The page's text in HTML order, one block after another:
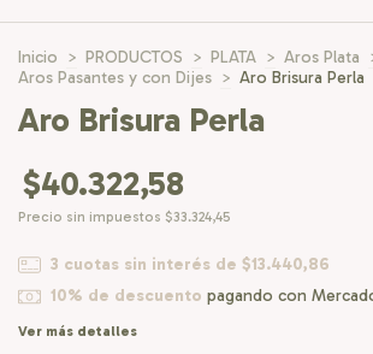
Inicio > PRODUCTOS > PLATA > Aros Plata
Aros Pasantes y con Dijes > Aro Brisura Perla
Aro Brisura Perla
$40.322,58
Precio sin impuestos $33.324,45
3 cuotas sin interés de $13.440,86
10% de descuento pagando con
Ver más detalles